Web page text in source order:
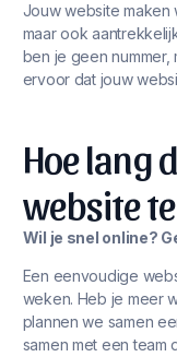
Jouw website maken
maar ook
ben je geen nummer,
ervoor dat jouw
Hoe lang
website
Wil je snel online?
Een eenvoudige
weken. Heb je meer
plannen we samen
samen met een team